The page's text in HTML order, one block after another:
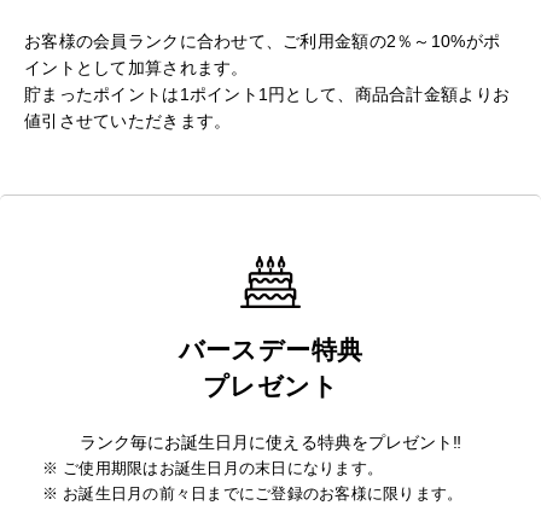
お客様の会員ランクに合わせて、ご利用金額の2％～10%がポ
イントとして加算されます。
貯まったポイントは1ポイント1円として、商品合計金額よりお
値引させていただきます。
バースデー特典
プレゼント
ランク毎にお誕生日月に使える特典をプレゼント‼
ご使用期限はお誕生日月の末日になります。
お誕生日月の前々日までにご登録のお客様に限ります。